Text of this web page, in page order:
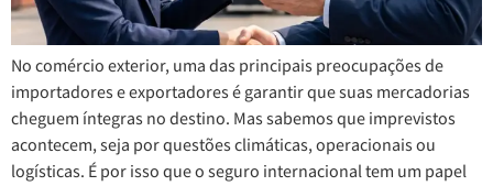
No comércio exterior, uma das principais preocupações de
importadores e exportadores é garantir que suas mercadorias
cheguem íntegras no destino. Mas sabemos que imprevistos
acontecem, seja por questões climáticas, operacionais ou
logísticas. É por isso que o seguro internacional tem um papel